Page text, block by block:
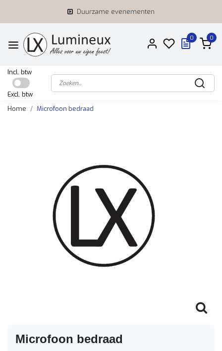
Duurzame evenementen
0 0
Incl. btw
Excl. btw
Home
Microfoon bedraad
Microfoon bedraad